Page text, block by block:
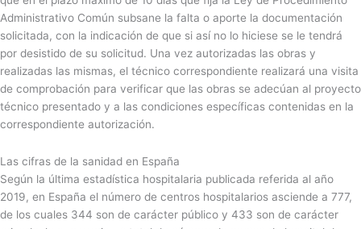
Administrativo Común subsane la falta o aporte la documentación
solicitada, con la indicación de que si así no lo hiciese se le tendrá
por desistido de su solicitud. Una vez autorizadas las obras y
realizadas las mismas, el técnico correspondiente realizará una visita
de comprobación para verificar que las obras se adecúan al proyecto
técnico presentado y a las condiciones específicas contenidas en la
correspondiente autorización.
Las cifras de la sanidad en España
Según la última estadística hospitalaria publicada referida al año
2019, en España el número de centros hospitalarios asciende a 777,
de los cuales 344 son de carácter público y 433 son de carácter